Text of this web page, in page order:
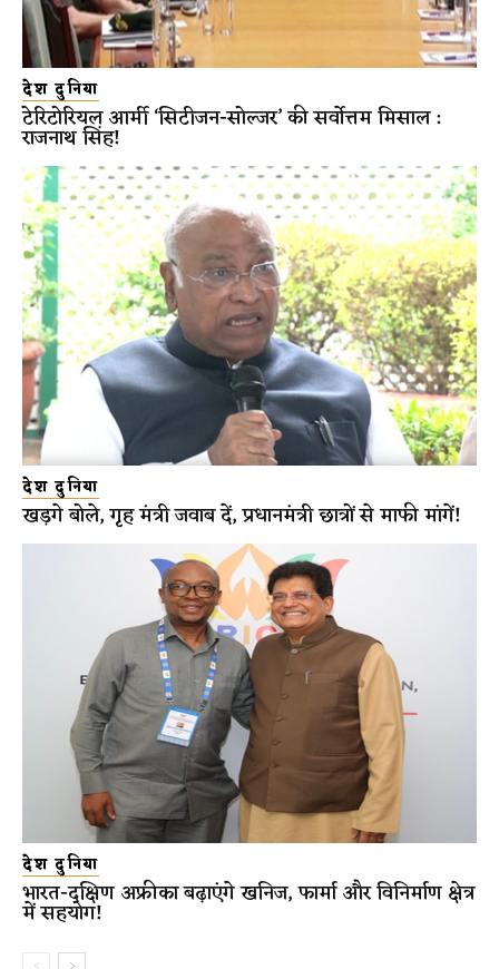
देश दुनिया
टेरिटोरियल आर्मी ‘सिटीजन-सोल्जर’ की सर्वोत्तम मिसाल :
राजनाथ सिंह!
देश दुनिया
खड़गे बोले, गृह मंत्री जवाब दें, प्रधानमंत्री छात्रों से माफी मांगें!
देश दुनिया
भारत-दक्षिण अफ्रीका बढ़ाएंगे खनिज, फार्मा और विनिर्माण क्षेत्र
में सहयोग!